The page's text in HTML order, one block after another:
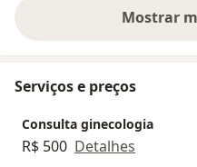
Mostrar
Serviços e preços
Consulta ginecologia
R$ 500 Detalhes